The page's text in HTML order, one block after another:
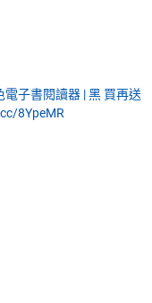
子書閱讀器 | 黑 買再送
8YpeMR